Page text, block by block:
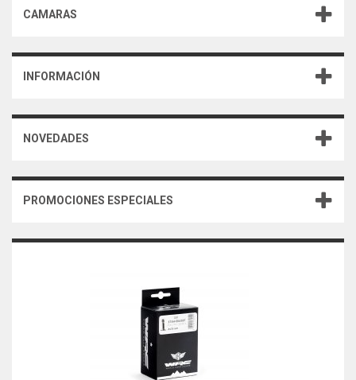
CAMARAS
INFORMACIÓN
NOVEDADES
PROMOCIONES ESPECIALES